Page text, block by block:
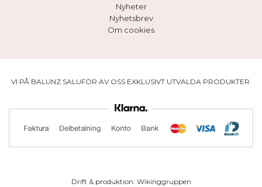
Nyheter
Nyhetsbrev
Om cookies
VI PÅ BALUNZ SALUFÖR AV OSS EXKLUSIVT UTVALDA PRODUKTER.
Drift & produktion: Wikinggruppen